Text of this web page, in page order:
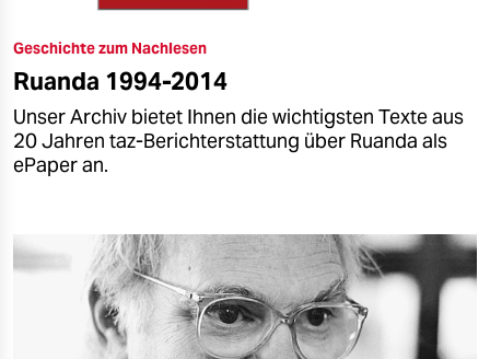
Geschichte zum Nachlesen
Ruanda 1994-2014
Unser Archiv bietet Ihnen die wichtigsten Texte aus
20 Jahren taz-Berichterstattung über Ruanda als
ePaper an.